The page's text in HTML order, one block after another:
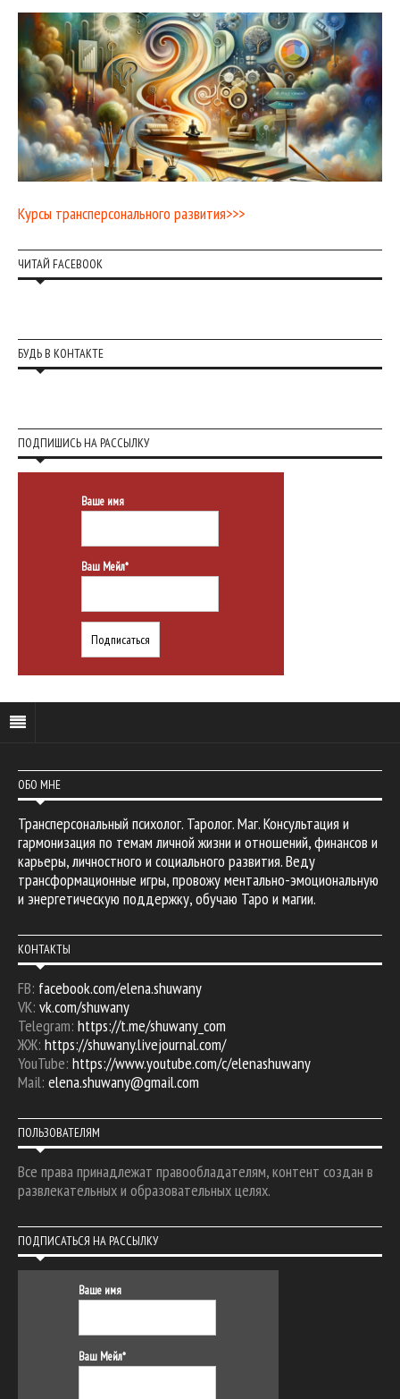
Курсы трансперсонального развития>>>
ЧИТАЙ FACEBOOK
БУДЬ В КОНТАКТЕ
ПОДПИШИСЬ НА РАССЫЛКУ
Ваше имя
Ваш Мейл*
ОБО МНЕ
Трансперсональный психолог. Таролог. Маг. Консультация и
гармонизация по темам личной жизни и отношений, финансов и
карьеры, личностного и социального развития. Веду
трансформационные игры, провожу ментально-эмоциональную
и энергетическую поддержку, обучаю Таро и магии.
КОНТАКТЫ
FB: facebook.com/elena.shuwany
VK: vk.com/shuwany
Telegram: https://t.me/shuwany_com
ЖЖ: https://shuwany.livejournal.com/
YouTube: https://www.youtube.com/c/elenashuwany
Mail: elena.shuwany@gmail.com
ПОЛЬЗОВАТЕЛЯМ
Все права принадлежат правообладателям, контент создан в
развлекательных и образовательных целях.
ПОДПИСАТЬСЯ НА РАССЫЛКУ
Ваше имя
Ваш Мейл*